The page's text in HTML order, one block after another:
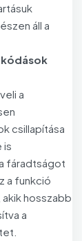
áll a
a
csillapítása
is
fáradtságot
a funkció
akik hosszabb
a